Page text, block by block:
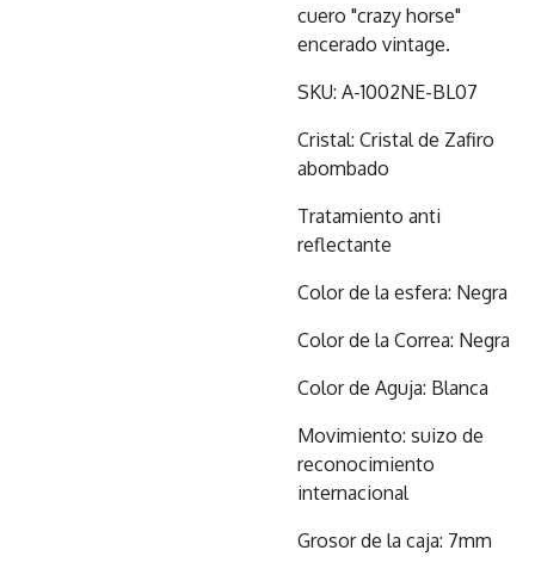
cuero "crazy horse"
encerado vintage.
SKU: A-1002NE-BL07
Cristal: Cristal de Zafiro
abombado
Tratamiento anti
reflectante
Color de la esfera: Negra
Color de la Correa: Negra
Color de Aguja: Blanca
Movimiento: suizo de
reconocimiento
internacional
Grosor de la caja: 7mm